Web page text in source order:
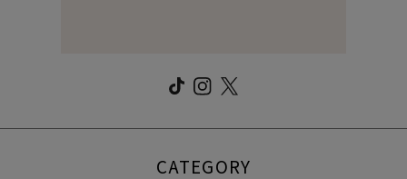
CATEGORY